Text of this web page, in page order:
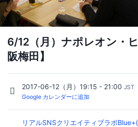
6/12（月）ナポレオン・
阪梅田】
2017-06-12（月）19:15 - 21:00 JST
Google カレンダーに追加
リアルSNSクリエイティブラボ